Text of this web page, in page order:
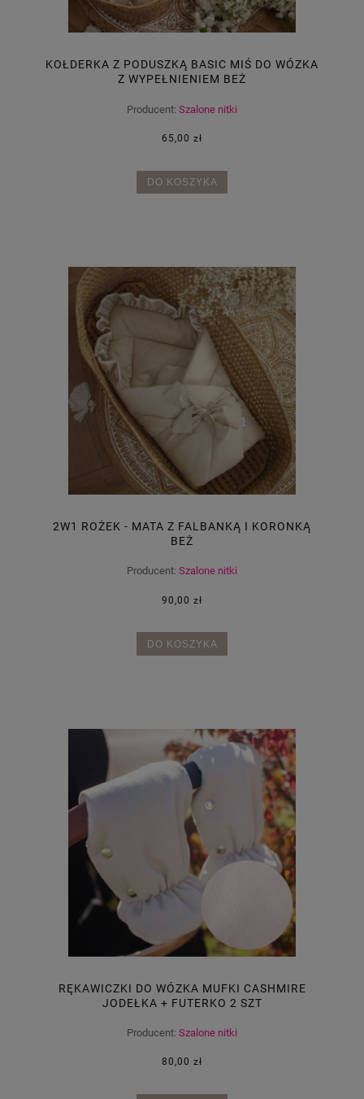
KOŁDERKA Z PODUSZKĄ BASIC MIŚ DO WÓZKA
Z WYPEŁNIENIEM BEŻ
Producent: Szalone nitki
65,00 zł
DO KOSZYKA
2W1 ROŻEK - MATA Z FALBANKĄ I KORONKĄ
BEŻ
Producent: Szalone nitki
90,00 zł
DO KOSZYKA
RĘKAWICZKI DO WÓZKA MUFKI CASHMIRE
JODEŁKA + FUTERKO 2 SZT
Producent: Szalone nitki
80,00 zł